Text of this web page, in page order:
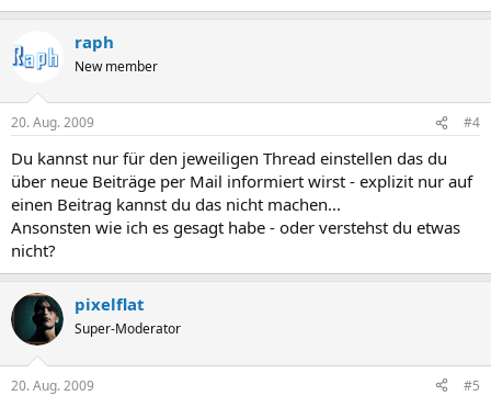
raph
New member
20. Aug. 2009 #4
Du kannst nur für den jeweiligen Thread einstellen das du
über neue Beiträge per Mail informiert wirst - explizit nur auf
einen Beitrag kannst du das nicht machen...
Ansonsten wie ich es gesagt habe - oder verstehst du etwas
nicht?
pixelflat
Super-Moderator
20. Aug. 2009 #5